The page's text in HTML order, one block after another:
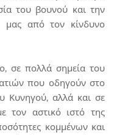
του βουνού και την
μας από τον κίνδυνο
σε πολλά σημεία του
που οδηγούν στο
Κυνηγού, αλλά και σε
τον αστικό ιστό της
κομμένων και